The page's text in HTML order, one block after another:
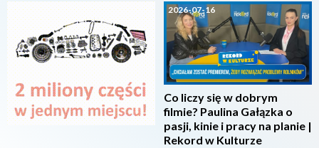
2026-07-16
Co liczy się w dobrym
filmie? Paulina Gałązka o
pasji, kinie i pracy na planie |
Rekord w Kulturze